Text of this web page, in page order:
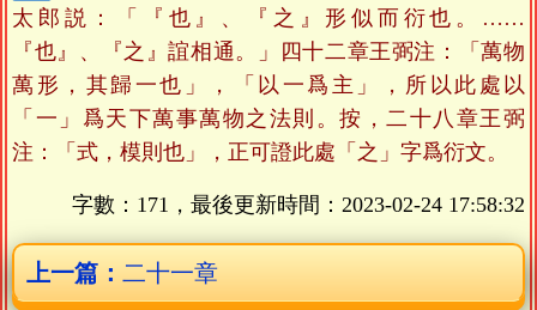
太郎説：「『也』、『之』形似而衍也。……
『也』、『之』誼相通。」四十二章王弼注：「萬物
萬形，其歸一也」，「以一爲主」，所以此處以
「一」爲天下萬事萬物之法則。按，二十八章王弼
注：「式，模則也」，正可證此處「之」字爲衍文。
字數：171，最後更新時間： 2023-02-24 17:58:32
上一篇： 二十一章